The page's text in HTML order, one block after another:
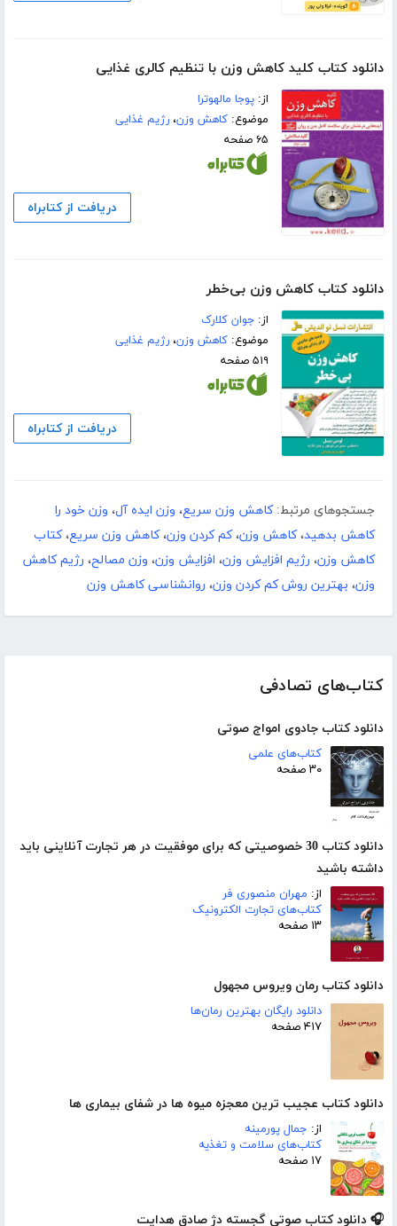
کتاب‌های تصادفی
دانلود کتاب جادوی امواج صوتی
کتاب‌های علمی
۳۰ صفحه
دانلود کتاب 30 خصوصیتی که برای موفقیت در هر تجارت آنلاینی باید
داشته باشید
از: مهران منصوری فر
کتاب‌های تجارت الکترونیک
۱۳ صفحه
دانلود کتاب رمان ویروس مجهول
دانلود رایگان بهترین رمان‌ها
۴۱۷ صفحه
دانلود کتاب عجیب ترین معجزه میوه ها در شفای بیماری ها
از: جمال پورمینه
کتاب‌های سلامت و تغذیه
۱۷ صفحه
🎧 دانلود کتاب صوتی گجسته دژ صادق هدایت
دانلود کتاب کلید کاهش وزن با تنظیم کالری غذایی
از:پوجا مالهوترا
موضوع:کاهش وزن،رژیم غذایی
۶۵ صفحه
دریافت از کتابراه
دانلود کتاب کاهش وزن بی‌خطر
از:جوان کلارک
موضوع:کاهش وزن،رژیم غذایی
۵۱۹ صفحه
دریافت از کتابراه
جستجوهای مرتبط: کاهش وزن سریع، وزن ایده آل، وزن خود را
کاهش بدهید،کاهش وزن،کم کردن وزن،کاهش وزن سریع،کتاب
کاهش وزن، رژیم افزایش وزن، افزایش وزن، وزن مصالح، رژیم کاهش
وزن، بهترین روش کم کردن وزن، روانشناسی کاهش وزن